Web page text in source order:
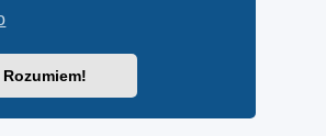
Rozumiem!